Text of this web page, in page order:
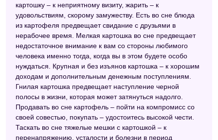
Старинный сонник
Астрологический сонник
Новейший сонник
Большой сонник (Наталья Степанова)
Сонник 2012
Сонник толкование снов
Сонник Цветкова
картошку – к неприятному визиту, жарить – к
удовольствиям, скорому замужеству. Есть во сне блюда
из картофеля предвещает свидание с друзьями в
нерабочее время. Мелкая картошка во сне предвещает
недостаточное внимание к вам со стороны любимого
человека именно тогда, когда вы в этом будете особо
нуждаться. Крупная и без изъянов картошка – к хорошим
доходам и дополнительным денежным поступлениям.
Гнилая картошка предвещает наступление черной
полосы в жизни, которая может затянуться надолго.
Продавать во сне картофель – пойти на компромисс со
своей совестью, покупать – удостоитесь высокой чести.
Таскать во сне тяжелые мешки с картошкой – к
перенапряжению, усталости и болезни в период